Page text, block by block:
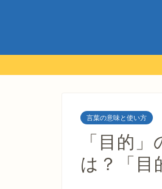
言葉の意味と使い方
「目的
は？「目